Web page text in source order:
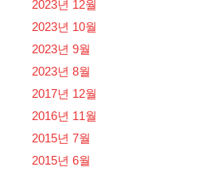
2023년 12월
2023년 10월
2023년 9월
2023년 8월
2017년 12월
2016년 11월
2015년 7월
2015년 6월